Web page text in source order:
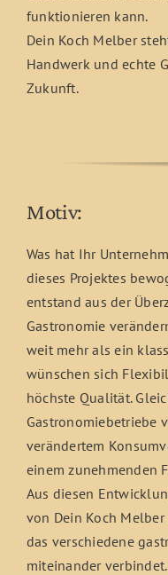
funktionieren kann.
Dein Koch Melber
Handwerk und echte
Zukunft.
Motiv:
Was hat Ihr
dieses Projektes
entstand aus der
Gastronomie
weit mehr als ein
wünschen sich
höchste Qualität.
Gastronomiebetriebe
verändertem
einem zunehmenden
Aus diesen
von Dein Koch
das verschiedene
miteinander